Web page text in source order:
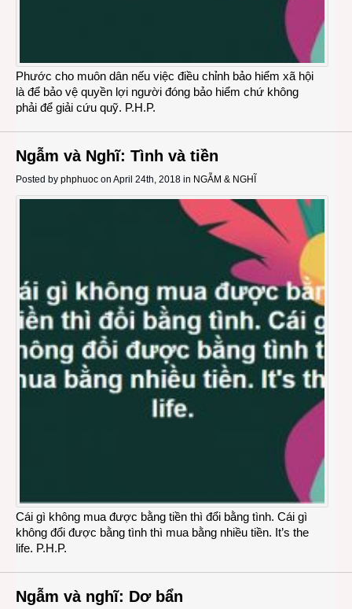
Phước cho muôn dân nếu việc điều chỉnh bảo hiểm xã hội
là để bảo vệ quyền lợi người đóng bảo hiểm chứ không
phải để giải cứu quỹ. P.H.P.
Ngẫm và Nghĩ: Tình và tiền
Posted by phphuoc on April 24th, 2018 in NGẪM & NGHĨ
Cái gì không mua được bằng tiền thì đổi bằng tình. Cái gì
không đổi được bằng tình thì mua bằng nhiều tiền. It’s the
life. P.H.P.
Ngẫm và nghĩ: Dơ bẩn